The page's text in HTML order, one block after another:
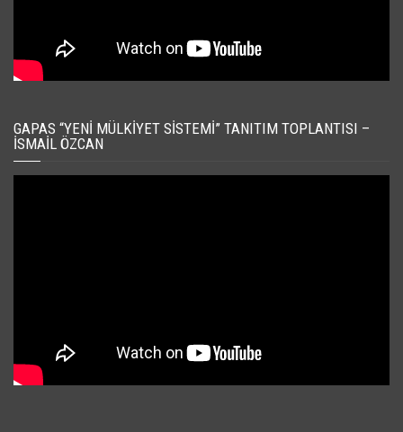
GAPAS “YENI MÜLKIYET SISTEMI” TANITIM TOPLANTISI –
İSMAIL ÖZCAN